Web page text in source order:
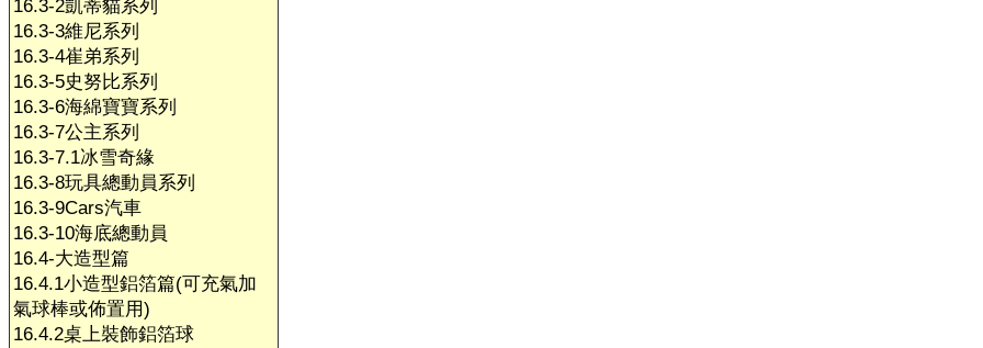
16.3-2凱蒂貓系列
16.3-3維尼系列
16.3-4崔弟系列
16.3-5史努比系列
16.3-6海綿寶寶系列
16.3-7公主系列
16.3-7.1冰雪奇緣
16.3-8玩具總動員系列
16.3-9Cars汽車
16.3-10海底總動員
16.4-大造型篇
16.4.1小造型鋁箔篇(可充氣加
氣球棒或佈置用)
16.4.2桌上裝飾鋁箔球